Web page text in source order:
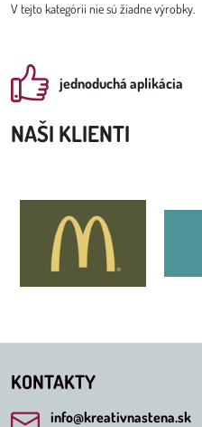
V tejto kategórii nie sú žiadne výrobky.
jednoduchá aplikácia
NAŠI KLIENTI
KONTAKTY
info​@kreativnastena​.sk